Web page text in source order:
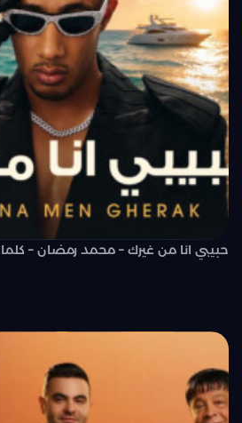
حبيبي انا من غيرك – محمد رمضان –